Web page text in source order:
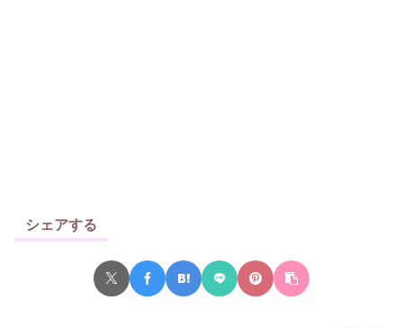
シェアする